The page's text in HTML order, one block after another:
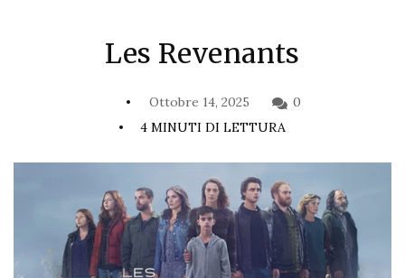
Les Revenants
Ottobre 14, 2025
0
4 MINUTI DI LETTURA